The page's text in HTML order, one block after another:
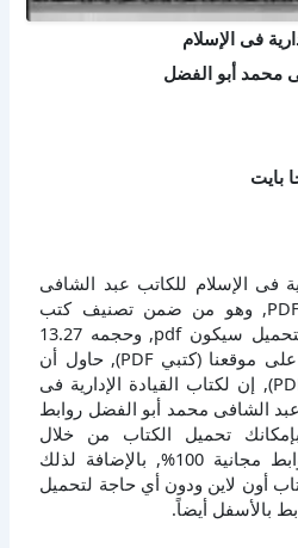
فى الإسلام
محمد أبو الفضل
فى الإسلام للكاتب عبد الشافى
محمد أبو الفضل بصيغة PDF, وهو من ضمن تصنيف كتب
متنوعة, نوع الملف عند التحميل سيكون pdf, وحجمه 13.27
ميجا بايت, الملف متواجد على موقعنا (كتبي PDF), حاول أن
لاتنسى هذا الإسم (كتبي PDF), إن لكتاب القيادة الإدارية فى
عبد الشافى محمد أبو الفضل روابط
تحميل الكتاب من خلال
الروابط بالأسفل, وهي روابط مجانية 100%, بالإضافة لذلك
أون لاين ودون أي حاجة لتحميل
بالأسفل أيضاً.